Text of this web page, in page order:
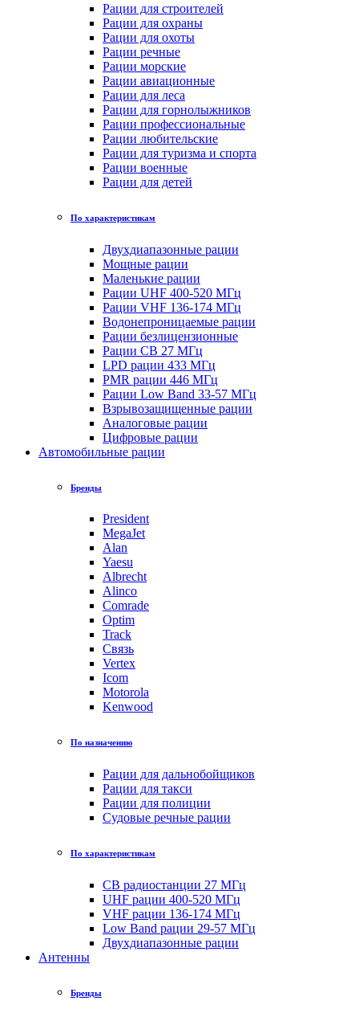
Рации для строителей
Рации для охраны
Рации для охоты
Рации речные
Рации морские
Рации авиационные
Рации для леса
Рации для горнолыжников
Рации профессиональные
Рации любительские
Рации для туризма и спорта
Рации военные
Рации для детей
По характеристикам
Двухдиапазонные рации
Мощные рации
Маленькие рации
Рации UHF 400-520 МГц
Рации VHF 136-174 МГц
Водонепроницаемые рации
Рации безлицензионные
Рации CB 27 МГц
LPD рации 433 МГц
PMR рации 446 МГц
Рации Low Band 33-57 МГц
Взрывозащищенные рации
Аналоговые рации
Цифровые рации
Автомобильные рации
Бренды
President
MegaJet
Alan
Yaesu
Albrecht
Alinco
Comrade
Optim
Track
Связь
Vertex
Icom
Motorola
Kenwood
По назначению
Рации для дальнобойщиков
Рации для такси
Рации для полиции
Судовые речные рации
По характеристикам
CB радиостанции 27 МГц
UHF рации 400-520 МГц
VHF рации 136-174 МГц
Low Band рации 29-57 МГц
Двухдиапазонные рации
Антенны
Бренды